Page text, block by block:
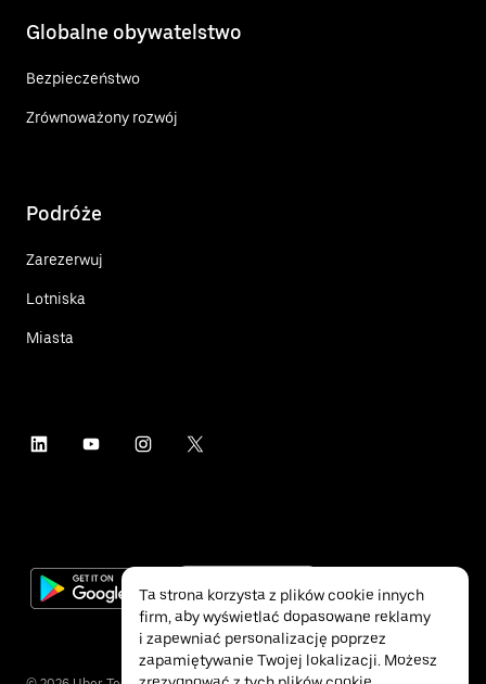
Globalne obywatelstwo
Bezpieczeństwo
Zrównoważony rozwój
Podróże
Zarezerwuj
Lotniska
Miasta
Ta strona korzysta z plików cookie innych
firm, aby wyświetlać dopasowane reklamy
i zapewniać personalizację poprzez
zapamiętywanie Twojej lokalizacji. Możesz